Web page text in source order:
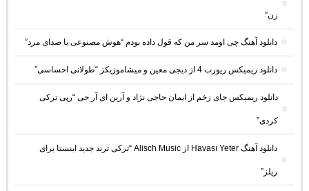
زن”
دانلود آهنگ چی اومد سر من که قول داده بودم “هوش مصنوعی با صدای مرد”
دانلود ریمیکس ریورب 4 از دیجی معین و میشاموزیکز “طولانی احساسی”
دانلود ریمیکس جای زخم از ایمان حاجی نژاد و آرین ای آر جی “رپی ترکی
کردی”
دانلود آهنگ Havası Yeter از Alisch Music “ترکی ترند جدید اینستا برای
ریلز”